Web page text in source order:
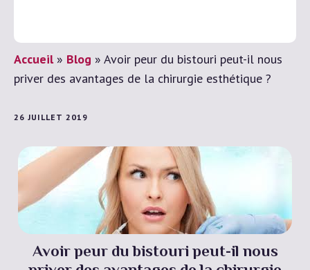
Accueil» Blog » Avoir peur du bistouri peut-il nous
priver des avantages de la chirurgie esthétique ?
26 JUILLET 2019
Avoir peur du bistouri peut-il nous